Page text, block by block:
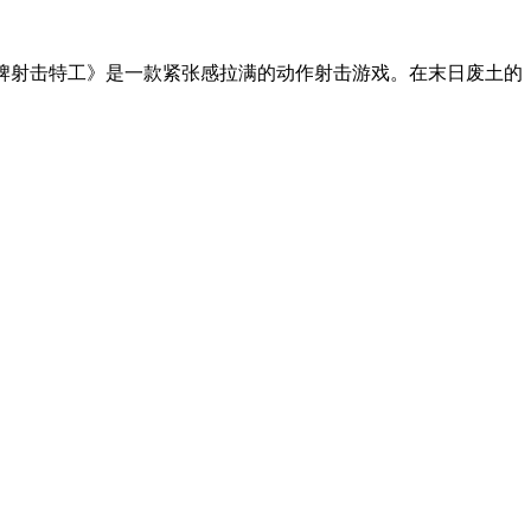
是一款紧张感拉满的动作射击游戏。在末日废土的背景下，